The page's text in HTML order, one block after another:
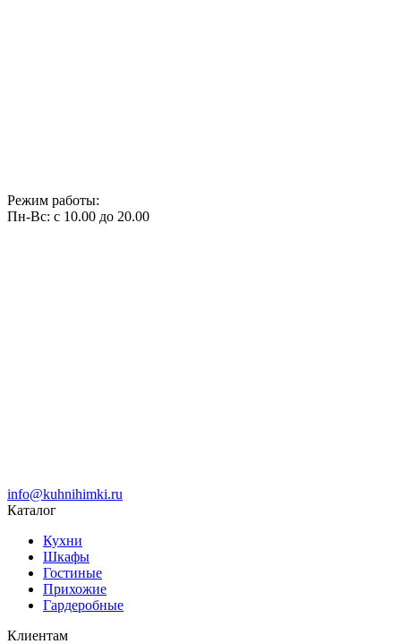
Режим работы:
Пн-Вс: с 10.00 до 20.00
info@kuhnihimki.ru
Каталог
Кухни
Шкафы
Гостиные
Прихожие
Гардеробные
Клиентам